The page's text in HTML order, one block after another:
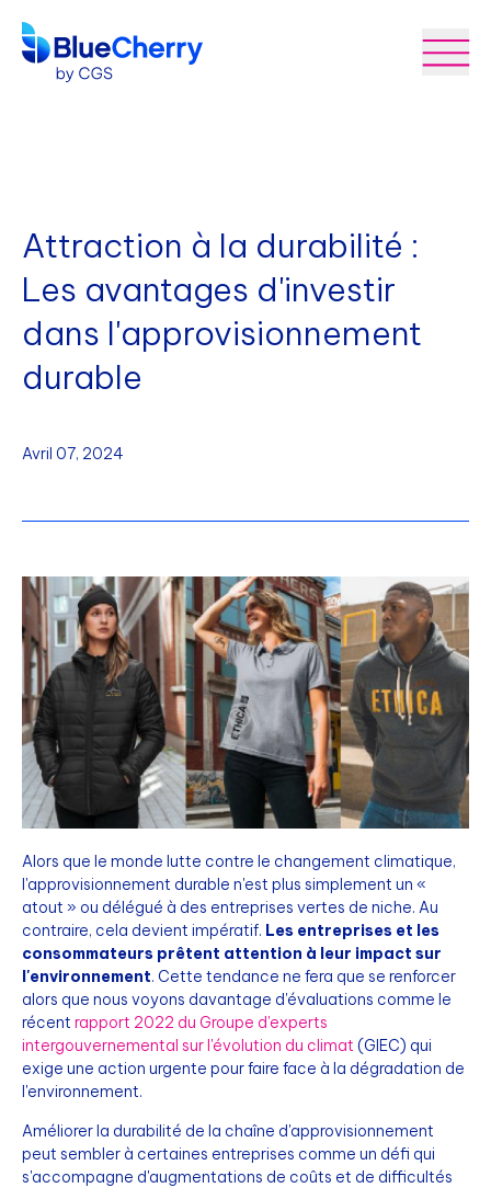
Attraction à la durabilité :
Les avantages d'investir
dans l'approvisionnement
durable
Avril 07, 2024
Alors que le monde lutte contre le changement climatique,
l'approvisionnement durable n'est plus simplement un «
atout » ou délégué à des entreprises vertes de niche. Au
contraire, cela devient impératif. Les entreprises et les
consommateurs prêtent attention à leur impact sur
l'environnement. Cette tendance ne fera que se renforcer
alors que nous voyons davantage d'évaluations comme le
récent rapport 2022 du Groupe d'experts
intergouvernemental sur l'évolution du climat (GIEC) qui
exige une action urgente pour faire face à la dégradation de
l'environnement.
Améliorer la durabilité de la chaîne d'approvisionnement
peut sembler à certaines entreprises comme un défi qui
s'accompagne d'augmentations de coûts et de difficultés